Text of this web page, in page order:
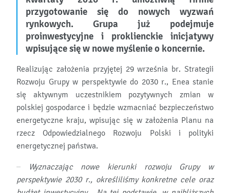
przygotowanie się do nowych wyzwań
rynkowych. Grupa już podejmuje
proinwestycyjne i proklienckie inicjatywy
wpisujące się w nowe myślenie o koncernie.
Realizując założenia przyjętej 29 września br. Strategii
Rozwoju Grupy w perspektywie do 2030 r., Enea stanie
się aktywnym uczestnikiem pozytywnych zmian w
polskiej gospodarce i będzie wzmacniać bezpieczeństwo
energetyczne kraju, wpisując się w założenia Planu na
rzecz Odpowiedzialnego Rozwoju Polski i polityki
energetycznej państwa.
–
Wyznaczając nowe kierunki rozwoju Grupy w
perspektywie 2030 r., określiliśmy konkretne cele oraz